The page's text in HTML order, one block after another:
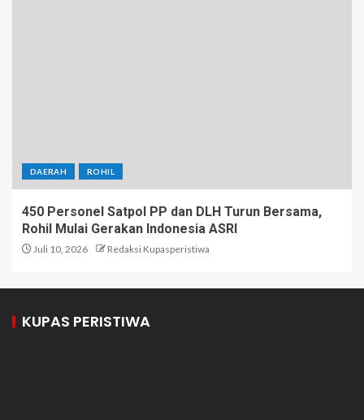
DAERAH ROHIL
450 Personel Satpol PP dan DLH Turun Bersama,
Rohil Mulai Gerakan Indonesia ASRI
Juli 10, 2026 Redaksi Kupasperistiwa
KUPAS PERISTIWA